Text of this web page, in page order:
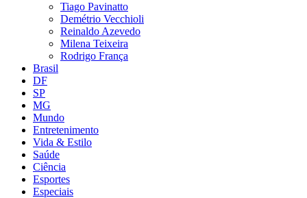
Tiago Pavinatto
Demétrio Vecchioli
Reinaldo Azevedo
Milena Teixeira
Rodrigo França
Brasil
DF
SP
MG
Mundo
Entretenimento
Vida & Estilo
Saúde
Ciência
Esportes
Especiais